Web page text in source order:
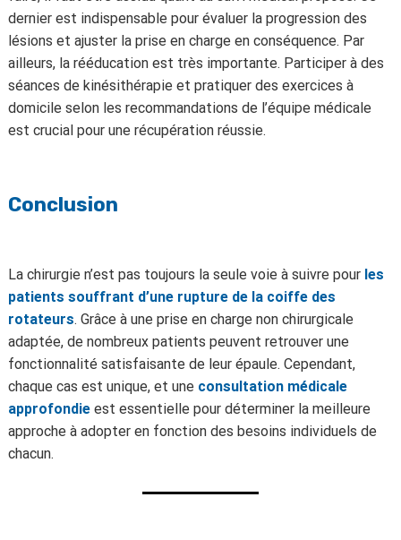
dernier est indispensable pour évaluer la progression des
lésions et ajuster la prise en charge en conséquence. Par
ailleurs, la rééducation est très importante. Participer à des
séances de kinésithérapie et pratiquer des exercices à
domicile selon les recommandations de l’équipe médicale
est crucial pour une récupération réussie.
Conclusion
La chirurgie n’est pas toujours la seule voie à suivre pour les
patients souffrant d’une rupture de la coiffe des
rotateurs. Grâce à une prise en charge non chirurgicale
adaptée, de nombreux patients peuvent retrouver une
fonctionnalité satisfaisante de leur épaule. Cependant,
chaque cas est unique, et une consultation médicale
approfondieest essentielle pour déterminer la meilleure
approche à adopter en fonction des besoins individuels de
chacun.